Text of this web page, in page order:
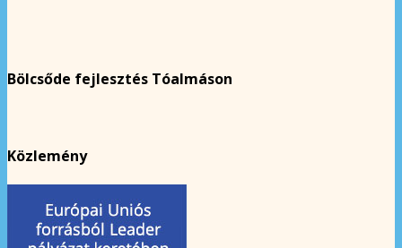
Bölcsőde fejlesztés Tóalmáson
Közlemény